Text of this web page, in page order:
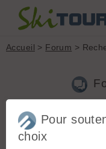
Accueil > Forum >
Nouveau sujet|Voir
10 résultats
Pour
choix